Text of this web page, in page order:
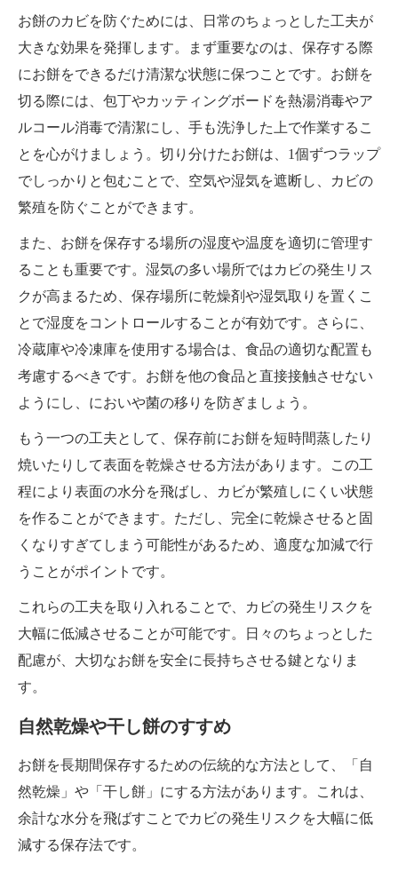
お餅のカビを防ぐためには、日常のちょっとした工夫が
大きな効果を発揮します。まず重要なのは、保存する際
にお餅をできるだけ清潔な状態に保つことです。お餅を
切る際には、包丁やカッティングボードを熱湯消毒やア
ルコール消毒で清潔にし、手も洗浄した上で作業するこ
とを心がけましょう。切り分けたお餅は、1個ずつラップ
でしっかりと包むことで、空気や湿気を遮断し、カビの
繁殖を防ぐことができます。
また、お餅を保存する場所の湿度や温度を適切に管理す
ることも重要です。湿気の多い場所ではカビの発生リス
クが高まるため、保存場所に乾燥剤や湿気取りを置くこ
とで湿度をコントロールすることが有効です。さらに、
冷蔵庫や冷凍庫を使用する場合は、食品の適切な配置も
考慮するべきです。お餅を他の食品と直接接触させない
ようにし、においや菌の移りを防ぎましょう。
もう一つの工夫として、保存前にお餅を短時間蒸したり
焼いたりして表面を乾燥させる方法があります。この工
程により表面の水分を飛ばし、カビが繁殖しにくい状態
を作ることができます。ただし、完全に乾燥させると固
くなりすぎてしまう可能性があるため、適度な加減で行
うことがポイントです。
これらの工夫を取り入れることで、カビの発生リスクを
大幅に低減させることが可能です。日々のちょっとした
配慮が、大切なお餅を安全に長持ちさせる鍵となりま
す。
自然乾燥や干し餅のすすめ
お餅を長期間保存するための伝統的な方法として、「自
然乾燥」や「干し餅」にする方法があります。これは、
余計な水分を飛ばすことでカビの発生リスクを大幅に低
減する保存法です。